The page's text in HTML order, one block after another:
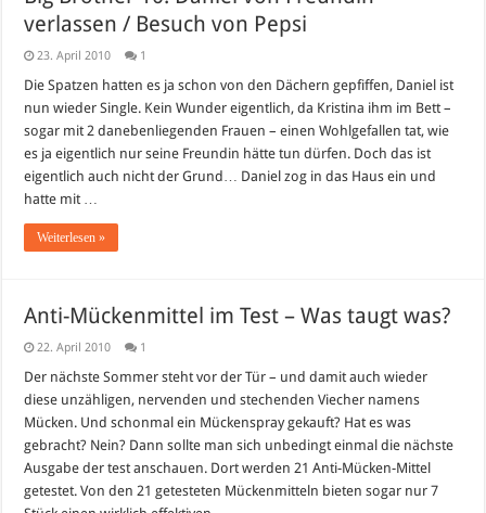
verlassen / Besuch von Pepsi
23. April 2010 1
Die Spatzen hatten es ja schon von den Dächern gepfiffen, Daniel ist
nun wieder Single. Kein Wunder eigentlich, da Kristina ihm im Bett –
sogar mit 2 danebenliegenden Frauen – einen Wohlgefallen tat, wie
es ja eigentlich nur seine Freundin hätte tun dürfen. Doch das ist
eigentlich auch nicht der Grund… Daniel zog in das Haus ein und
hatte mit …
Weiterlesen »
Anti-Mückenmittel im Test – Was taugt was?
22. April 2010 1
Der nächste Sommer steht vor der Tür – und damit auch wieder
diese unzähligen, nervenden und stechenden Viecher namens
Mücken. Und schonmal ein Mückenspray gekauft? Hat es was
gebracht? Nein? Dann sollte man sich unbedingt einmal die nächste
Ausgabe der test anschauen. Dort werden 21 Anti-Mücken-Mittel
getestet. Von den 21 getesteten Mückenmitteln bieten sogar nur 7